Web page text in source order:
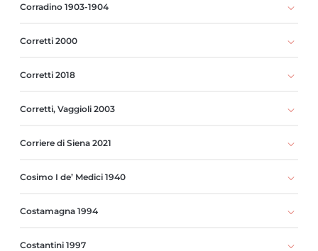
Corradino 1903-1904
Corretti 2000
Corretti 2018
Corretti, Vaggioli 2003
Corriere di Siena 2021
Cosimo I de’ Medici 1940
Costamagna 1994
Costantini 1997